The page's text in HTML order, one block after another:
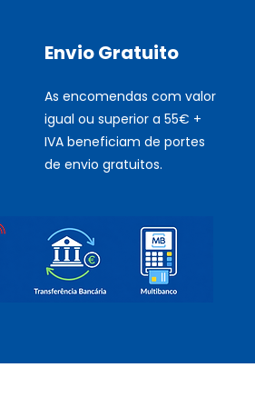
Envio Gratuito
As encomendas com valor
igual ou superior a 55€ +
IVA beneficiam de portes
de envio gratuitos.